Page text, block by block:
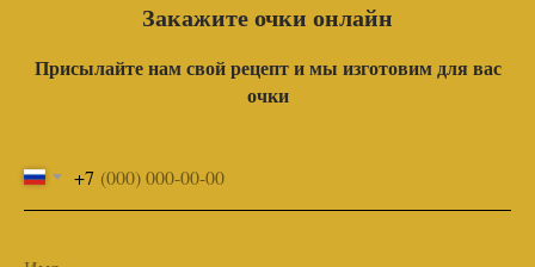
Закажите очки онлайн
Присылайте нам свой рецепт и мы изготовим для вас
очки
+7